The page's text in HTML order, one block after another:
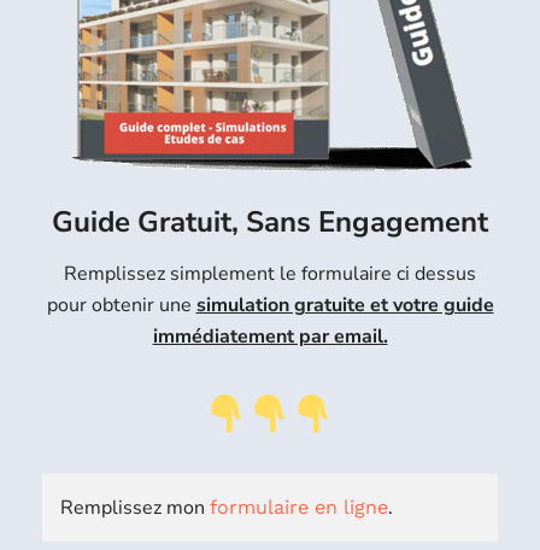
Guide Gratuit, Sans Engagement
Remplissez simplement le formulaire ci dessus
pour obtenir une simulation gratuite et votre guide
immédiatement par email.
Remplissez mon formulaire en ligne.